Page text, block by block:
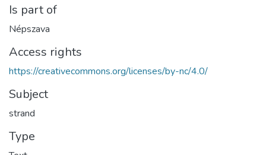
Is part of
Népszava
Access rights
https://creativecommons.org/licenses/by-nc/4.0/
Subject
strand
Type